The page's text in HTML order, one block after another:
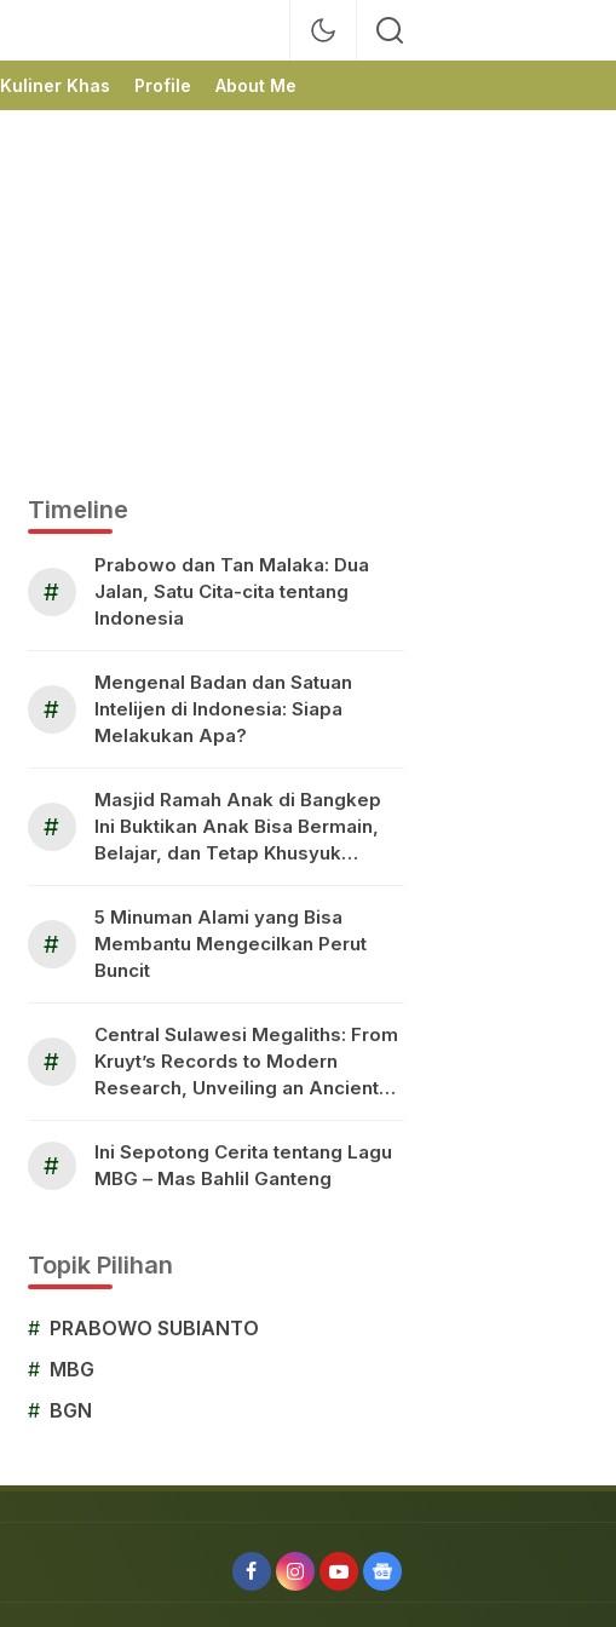
Kuliner Khas Profile About Me
Timeline
#
Prabowo dan Tan Malaka: Dua
Jalan, Satu Cita-cita tentang
Indonesia
#
Mengenal Badan dan Satuan
Intelijen di Indonesia: Siapa
Melakukan Apa?
#
Masjid Ramah Anak di Bangkep
Ini Buktikan Anak Bisa Bermain,
Belajar, dan Tetap Khusyuk
#
5 Minuman Alami yang Bisa
Membantu Mengecilkan Perut
Buncit
#
Central Sulawesi Megaliths: From
Kruyt’s Records to Modern
Research, Unveiling an Ancient
Sulawesi
#
Ini Sepotong Cerita tentang Lagu
MBG – Mas Bahlil Ganteng
Topik Pilihan
# PRABOWO SUBIANTO
# MBG
# BGN